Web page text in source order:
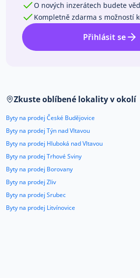
Okamžitý výkup
Přehled realitních makléřů
O nás
Kariéra
Kontakt
O nových inzerátech budete
Kompletně zdarma s možností
Přihlásit se
Zkuste oblíbené lokality v okolí
Byty na prodej České Budějovice
Byty na prodej Týn nad Vltavou
Byty na prodej Hluboká nad Vltavou
Byty na prodej Trhové Sviny
Byty na prodej Borovany
Byty na prodej Zliv
Byty na prodej Srubec
Byty na prodej Litvínovice